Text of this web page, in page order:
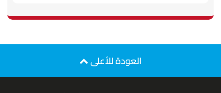
العودة للأعلى